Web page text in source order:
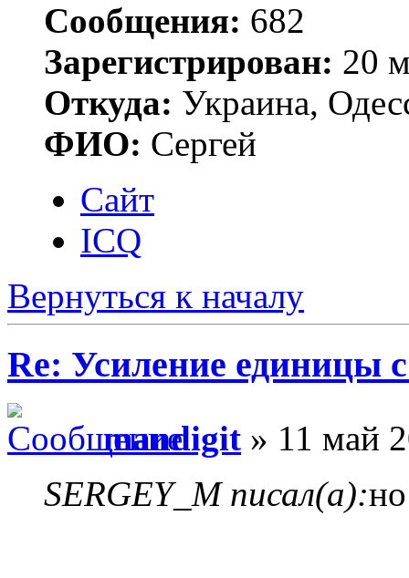
Сообщения: 682
Зарегистрирован: 20
Откуда: Украина,
ФИО: Сергей
Сайт
ICQ
Вернуться к началу
Re: Усиление единицы
mandigit » 11 май
SERGEY_M писал(а):